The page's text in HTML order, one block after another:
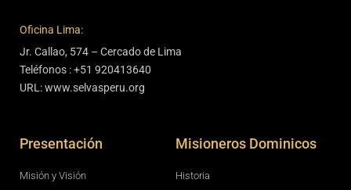
Oficina Lima:
Jr. Callao, 574 – Cercado de Lima
Teléfonos : +51 920413640
URL: www.selvasperu.org
Presentación
Misión y Visión
Misioneros Dominicos
Historia